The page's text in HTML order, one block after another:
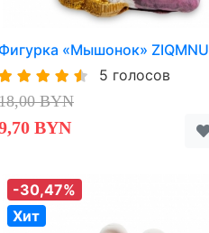
Фигурка «Мышонок» ZIQMNU
5 голосов
BYN
BYN
-30,47%
Хит